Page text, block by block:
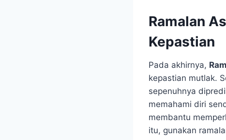
Ramalan
Kepastian
Pada akhirnya,
kepastian mutlak.
sepenuhnya
memahami diri
membantu
itu, gunakan